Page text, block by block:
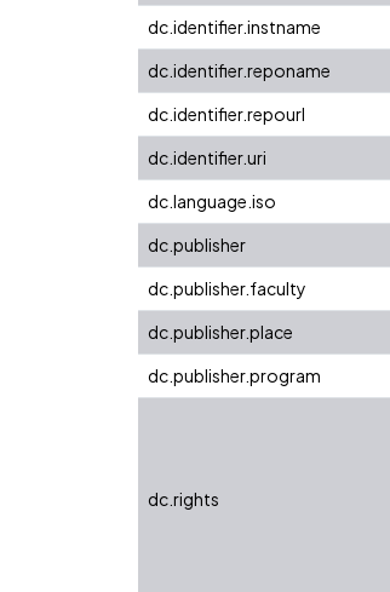
dc.identifier.instname
dc.identifier.reponame
dc.identifier.repourl
dc.identifier.uri
dc.language.iso
dc.publisher
dc.publisher.faculty
dc.publisher.place
dc.publisher.program
dc.rights